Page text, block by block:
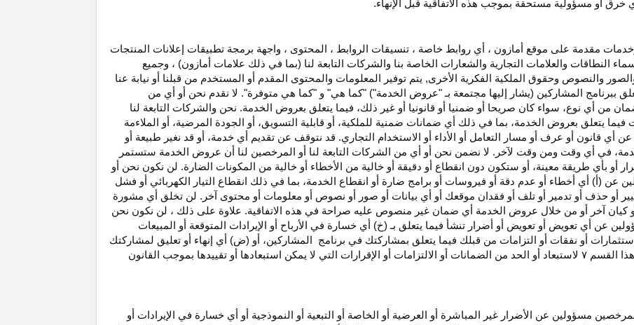
أو مسؤولية مستحقة بموجب هذه الاتفاقية قبل الإنهاء.
مقدمة على موقع أمازون ، أي روابط خاصة ، تنسيقات الروابط ، المحتوى ، واجهة برمجة تطبيقات إعلانات المنتجات
النطاقات والعلامات التجارية والشعارات الخاصة بنا والشركات التابعة لنا (بما في ذلك علامات أمازون) ، وجميع
والصور والنصوص وحقوق الملكية الفكرية الأخرى, يتم توفير المعلومات والمحتوى المقدم أو المستخدم من قبلنا أو نيابة عنا
ببرنامج المشاركين (يشار إليها مجتمعة بـ "عروض الخدمة") "كما هي" و "كما هي متوفرة". لا نقدم نحن أو أي من
ضمان من أي نوع، سواء كان صريحا أو ضمنيا أو قانونيا أو غير ذلك، فيما يتعلق بعروض الخدمة. نحن والشركات التابعة لنا
يتعلق بعروض الخدمة، بما في ذلك أي ضمانات ضمنية للملكية، أو قابلية التسويق، أو الجودة المرضية، أو الملاءمة
أي قانون أو عرف أو مسار التعامل أو الأداء أو الاستخدام التجاري. قد نتوقف عن تقديم أي خدمة، أو قد نغير طبيعة أو
في أي وقت ومن وقت لآخر. لا نضمن نحن أو أي من الشركات التابعة لنا أو المرخصين لنا أن عروض الخدمة ستستمر
أو بأي طريقة معينة، أو ستكون دون انقطاع أو دقيقة أو خالية من الأخطاء أو خالية من المكونات الضارة. لن نكون نحن أو
عن (أ) أي أخطاء أو عدم دقة أو فيروسات أو برامج ضارة أو انقطاع الخدمة، بما في ذلك انقطاع
التيار الكهربائي أو فشل
أو حذف أو تدمير أو تلف أو فقدان موقعك أو أي بيانات أو صور أو نصوص أو معلومات أو محتوى آخر. لن تخلق أي مشورة
آخر أو من خلال عروض الخدمة أي ضمان غير منصوص عليه صراحة في هذه الاتفاقية. علاوة على ذلك ، لن نكون نحن
عن أي تعويض أو تعويض أو أضرار تنشأ فيما يتعلق بـ (خ) أي خسارة في
الأرباح أو الإيرادات المتوقعة أو المبيعات
أو نفقات أو التزامات من قبلك فيما يتعلق بمشاركتك في برنامج المشاركين، أو (ض) أي إنهاء أو تعليق لمشاركتك
القسم ۷ لاستبعاد أو الحد من الضمانات أو الالتزامات أو الإقرارات التي لا يمكن استبعادها أو تقييدها بموجب القانون
مسؤولين عن الأضرار غير المباشرة أو العرضية أو الخاصة أو التبعية أو النموذجية أو أي خسارة في الإيرادات أو